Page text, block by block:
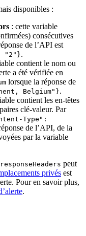
disponibles :
: cette variable
consécutives
de l’API est
"2"}.
contient le nom ou
a été vérifiée en
lorsque la réponse de
Belgium"}.
contient les en-têtes
clé-valeur. Par
Type":
de l’API, de la
par la variable
peut
privés est
Pour en savoir plus,
.